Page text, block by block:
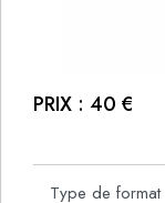
PRIX : 40 €